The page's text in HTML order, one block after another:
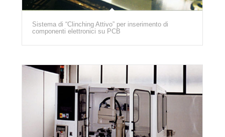
Sistema di “Clinching Attivo” per inserimento di
componenti elettronici su PCB